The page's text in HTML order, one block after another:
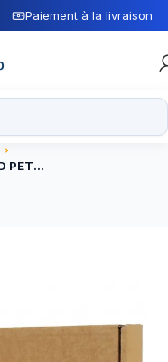
Paiement à la livraison
Filament 3D PETG ROUGE 1.75mm nipovas